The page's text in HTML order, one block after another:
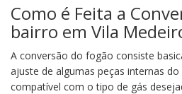
Como é Feita a
bairro em Vila
A conversão do fogão consiste
ajuste de algumas peças internas
compatível com o tipo de gás